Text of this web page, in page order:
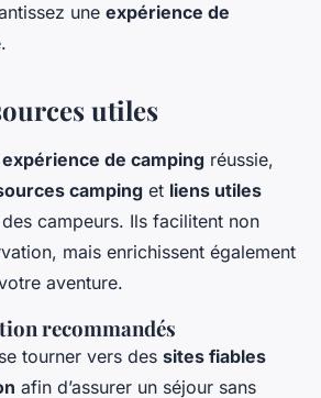
une expérience de
utiles
expérience de camping réussie,
camping et liens utiles
campeurs. Ils facilitent non
mais enrichissent également
aventure.
recommandés
tourner vers des sites fiables
afin d’assurer un séjour sans